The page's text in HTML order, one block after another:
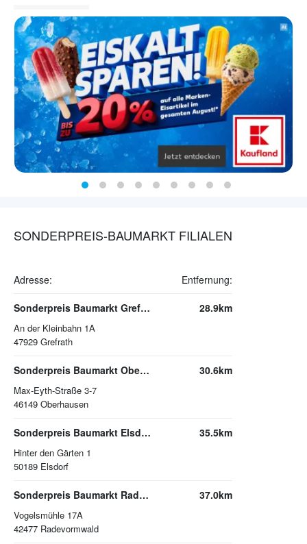
SONDERPREIS-BAUMARKT FILIALEN
Adresse: Entfernung:
Sonderpreis Baumarkt Grefrath
An der Kleinbahn 1A
47929 Grefrath
28.9km
Sonderpreis Baumarkt Oberhausen
Max-Eyth-Straße 3-7
46149 Oberhausen
30.6km
Sonderpreis Baumarkt Elsdorf
Hinter den Gärten 1
50189 Elsdorf
35.5km
Sonderpreis Baumarkt Radevormwald
Vogelsmühle 17A
42477 Radevormwald
37.0km